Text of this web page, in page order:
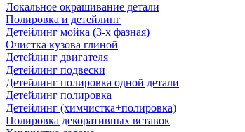
Локальное окрашивание детали
Полировка и детейлинг
Детейлинг мойка (3-х фазная)
Очистка кузова глиной
Детейлинг двигателя
Детейлинг подвески
Детейлинг полировка одной детали
Детейлинг полировка
Детейлинг (химчистка+полировка)
Полировка декоративных вставок